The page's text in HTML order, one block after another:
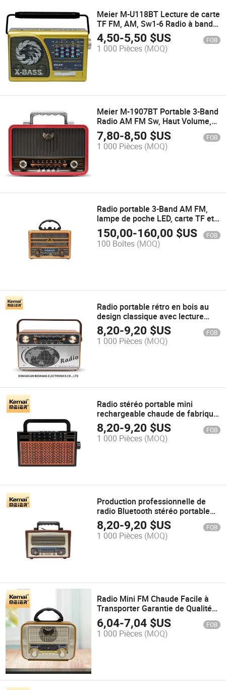
Meier M-U118BT Lecture de carte
TF FM, AM, Sw1-6 Radio à bande
Éclairage LED Chargement USB
Batterie lithium
4,50-5,50 $US FOB
1 000 Pièces (MOQ)
Meier M-1907BT Portable 3-Band
Radio AM FM Sw, Haut Volume,
Connectivité Sans Fil, Carte TF et
MP3 Lecteur, Haut-parleurs
Rechargeables Classicisme
7,80-8,50 $US FOB
1 000 Pièces (MOQ)
Radio portable 3-Band AM FM,
lampe de poche LED, carte TF et
MP3 lecteur, haut-parleurs
rechargeables Bluetooth vintage
Meier M-1935bt
150,00-160,00 $US FOB
100 Boîtes (MOQ)
Radio portable rétro en bois au
design classique avec lecture
USB et connexion Bluetooth
8,20-9,20 $US FOB
1 000 Pièces (MOQ)
Radio stéréo portable mini
rechargeable chaude de fabrique
avec radio rétro AM FM
professionnelle
8,20-9,20 $US FOB
1 000 Pièces (MOQ)
Production professionnelle de
radio Bluetooth stéréo portable
grande maison extérieure sans fil
rechargeable FM AM SW 3
8,20-9,20 $US FOB
1 000 Pièces (MOQ)
Radio Mini FM Chaude Facile à
Transporter Garantie de Qualité
Sonore
6,04-7,04 $US FOB
1 000 Pièces (MOQ)